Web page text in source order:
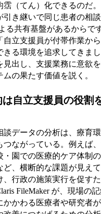
霑（てん）化できるのだ
引き継いで同じ患者の相
る共有基盤があるからで
立支援員が付帯作業から
る環境を追求してきま
出し、支援業務に意欲
の果たす価値を説く。
自立支援員の役割
談データの分析は、療育
つながっている。例えば
園での医療的ケア体制の
、横断的な課題が見え
、行政の施策実行を促す
FileMaker が、現場の
かかわる医療者や研究者